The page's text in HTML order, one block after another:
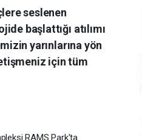
seslenen
başlattığı atılımı
yarınlarına yön
için tüm